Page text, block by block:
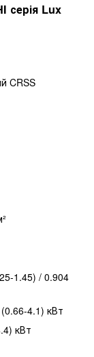
серія Lux
CRSS
1.45) / 0.904
4.1) кВт
кВт